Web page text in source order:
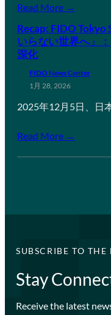
Read More →
Recap: FIDO
いらない世界へ」
深化
FIDO News Center
1月 28, 2026
2025年12月5日、日
Read More →
SUBSCRIBE TO
Stay
Receive the latest